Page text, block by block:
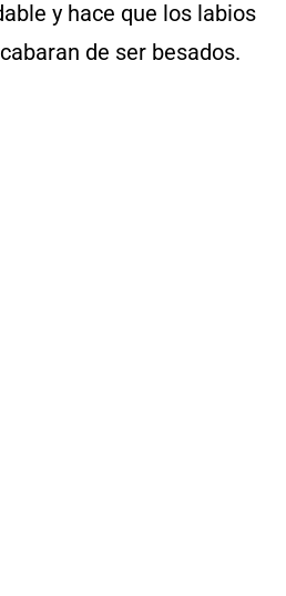
y hace que los labios
de ser besados.